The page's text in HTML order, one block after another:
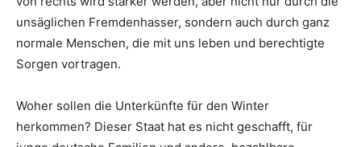
unsäglichen Fremdenhasser, sondern auch durch ganz
normale Menschen, die mit uns leben und berechtigte
Sorgen vortragen.
Woher sollen die Unterkünfte für den Winter
herkommen? Dieser Staat hat es nicht geschafft, für